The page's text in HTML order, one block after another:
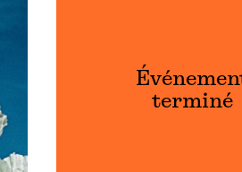
terminé